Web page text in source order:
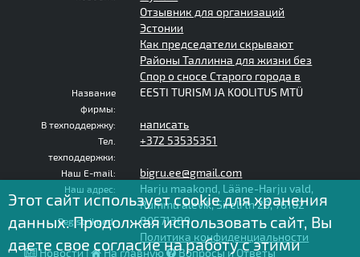
Отзывник для организаций
Эстонии
Как председатели скрывают
Районы Таллинна для жизни без
Спор о сносе Старого города в
Название
фирмы:
EESTI TURISM JA KOOLITUS MTÜ
В техподдержку: написать
Тел.
техподдержки:
+372 53535351
Наш E-mail: bigru.ee@gmail.com
Наш адрес:
Harju maakond, Lääne-Harju vald,
Rummu alevik, Sireli tn 20, 76102
Registrikood:
80571389
Политика конфиденциальности
Новости| На главную Вопросы и Ответы
Этот сайт использует cookie для хранения
данных. Продолжая использовать сайт, Вы
даете свое согласие на работу с этими